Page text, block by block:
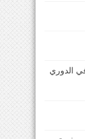
الدوري